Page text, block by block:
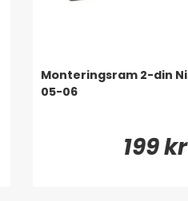
Monteringsram 2-din
05-06
199 kr